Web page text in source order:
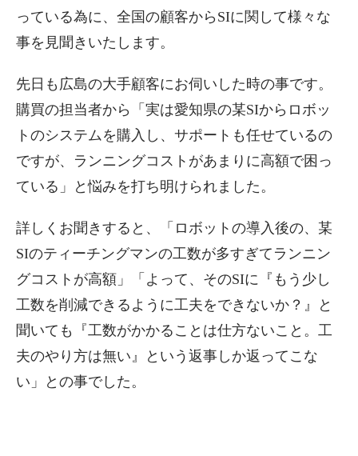
っている為に、全国の顧客からSIに関して様々な
事を見聞きいたします。
先日も広島の大手顧客にお伺いした時の事です。
購買の担当者から「実は愛知県の某SIからロボッ
トのシステムを購入し、サポートも任せているの
ですが、ランニングコストがあまりに高額で困っ
ている」と悩みを打ち明けられました。
詳しくお聞きすると、「ロボットの導入後の、某
SIのティーチングマンの工数が多すぎてランニン
グコストが高額」「よって、そのSIに『もう少し
工数を削減できるように工夫をできないか？』と
聞いても『工数がかかることは仕方ないこと。工
夫のやり方は無い』という返事しか返ってこな
い」との事でした。